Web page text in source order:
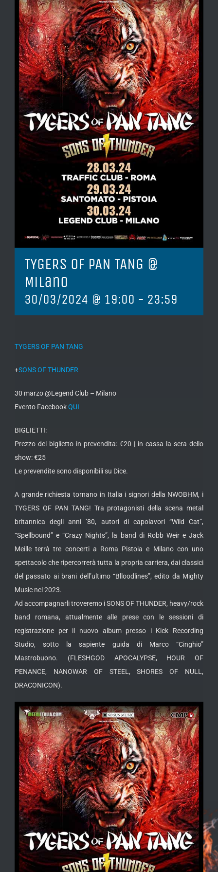
TYGERS OF PAN TANG @
Milano
30/03/2024 @ 19:00 - 23:59
TYGERS OF PAN TANG
+SONS OF THUNDER
30 marzo @Legend Club – Milano
Evento FacebookQUI
BIGLIETTI:
Prezzo del biglietto in prevendita: €20 | in cassa la sera dello
show: €25
Le prevendite sono disponibili su Dice.
A grande richiesta tornano in Italia i signori della NWOBHM, i
TYGERS OF PAN TANG! Tra protagonisti della scena metal
britannica degli anni ’80, autori di capolavori “Wild Cat”,
“Spellbound” e “Crazy Nights”, la band di Robb Weir e Jack
Meille terrà tre concerti a Roma Pistoia e Milano con uno
spettacolo che ripercorrerà tutta la propria carriera, dai classici
del passato ai brani dell’ultimo “Blloodlines”, edito da Mighty
Music nel 2023.
Ad accompagnarli troveremo i SONS OF THUNDER, heavy/rock
band romana, attualmente alle prese con le sessioni di
registrazione per il nuovo album presso i Kick Recording
Studio, sotto la sapiente guida di Marco “Cinghio”
Mastrobuono. (FLESHGOD APOCALYPSE, HOUR OF
PENANCE, NANOWAR OF STEEL, SHORES OF NULL,
DRACONICON).